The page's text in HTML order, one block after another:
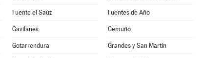
Fuente el Saúz Fuentes de Año
Gavilanes Gemuño
Gotarrendura Grandes y San Martín